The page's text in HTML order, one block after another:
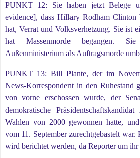
PUNKT 12: Sie haben jetzt Belege
evidence], dass Hillary Rodham Clinton
hat, Verrat und Volksverhetzung. Sie ist
hat Massenmorde begangen.
Außenministerium als Auftragsmorde
PUNKT 13: Bill Plante, der im
News-Korrespondent in den Ruhestand
von vorne erschossen wurde, der
demokratische
Wahlen von 2000 gewonnen hatte,
vom 11. September zurechtgebastelt war.
wird berichtet werden, da Reporter um